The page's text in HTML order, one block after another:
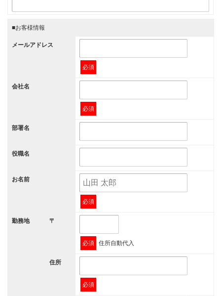
■お客様情報
メールアドレス
必須
会社名
必須
部署名
役職名
お名前
必須
勤務地 〒
必須 住所自動代入
住所
必須